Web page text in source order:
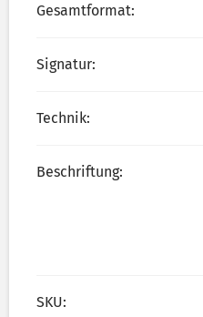
Gesamtformat:
Signatur:
Technik:
Beschriftung:
SKU: